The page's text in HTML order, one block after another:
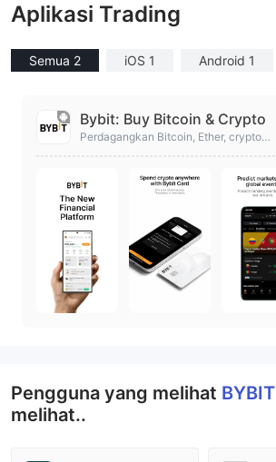
Aplikasi Trading
Semua 2 iOS 1 Android 1
Bybit: Buy Bitcoin & Crypto
Perdagangkan Bitcoin, Ether, crypto d
Pengguna yang melihat BYBIT
melihat..